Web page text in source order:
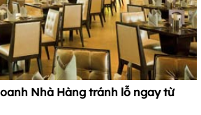
Nhà Hàng tránh lỗ ngay từ